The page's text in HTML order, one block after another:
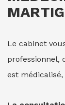
Le cabinet
professionnel,
est